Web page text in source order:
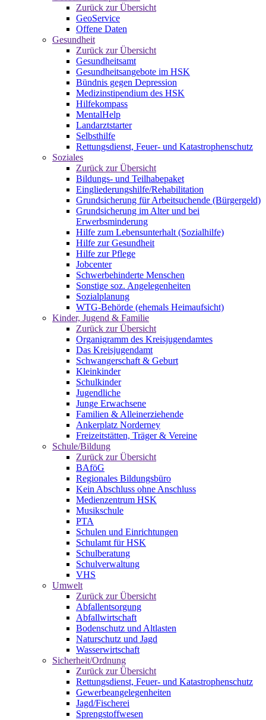
Zurück zur Übersicht
GeoService
Offene Daten
Gesundheit
Zurück zur Übersicht
Gesundheitsamt
Gesundheitsangebote im HSK
Bündnis gegen Depression
Medizinstipendium des HSK
Hilfekompass
MentalHelp
Landarztstarter
Selbsthilfe
Rettungsdienst, Feuer- und Katastrophenschutz
Soziales
Zurück zur Übersicht
Bildungs- und Teilhabepaket
Eingliederungshilfe/Rehabilitation
Grundsicherung für Arbeitsuchende (Bürgergeld)
Grundsicherung im Alter und bei
Erwerbsminderung
Hilfe zum Lebensunterhalt (Sozialhilfe)
Hilfe zur Gesundheit
Hilfe zur Pflege
Jobcenter
Schwerbehinderte Menschen
Sonstige soz. Angelegenheiten
Sozialplanung
WTG-Behörde (ehemals Heimaufsicht)
Kinder, Jugend & Familie
Zurück zur Übersicht
Organigramm des Kreisjugendamtes
Das Kreisjugendamt
Schwangerschaft & Geburt
Kleinkinder
Schulkinder
Jugendliche
Junge Erwachsene
Familien & Alleinerziehende
Ankerplatz Norderney
Freizeitstätten, Träger & Vereine
Schule/Bildung
Zurück zur Übersicht
BAföG
Regionales Bildungsbüro
Kein Abschluss ohne Anschluss
Medienzentrum HSK
Musikschule
PTA
Schulen und Einrichtungen
Schulamt für HSK
Schulberatung
Schulverwaltung
VHS
Umwelt
Zurück zur Übersicht
Abfallentsorgung
Abfallwirtschaft
Bodenschutz und Altlasten
Naturschutz und Jagd
Wasserwirtschaft
Sicherheit/Ordnung
Zurück zur Übersicht
Rettungsdienst, Feuer- und Katastrophenschutz
Gewerbeangelegenheiten
Jagd/Fischerei
Sprengstoffwesen